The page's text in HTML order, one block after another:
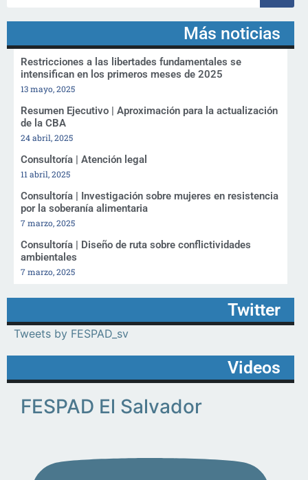
Más noticias
Restricciones a las libertades fundamentales se
intensifican en los primeros meses de 2025
13 mayo, 2025
Resumen Ejecutivo | Aproximación para la actualización
de la CBA
24 abril, 2025
Consultoría | Atención legal
11 abril, 2025
Consultoría | Investigación sobre mujeres en resistencia
por la soberanía alimentaria
7 marzo, 2025
Consultoría | Diseño de ruta sobre conflictividades
ambientales
7 marzo, 2025
Twitter
Tweets by FESPAD_sv
Videos
FESPAD El Salvador